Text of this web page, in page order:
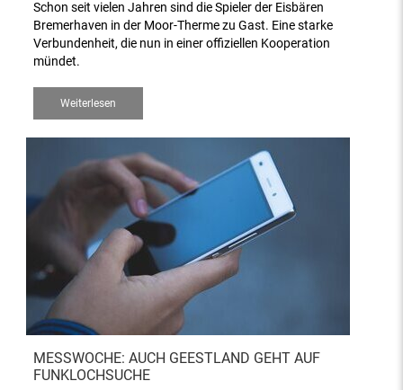
Schon seit vielen Jahren sind die Spieler der Eisbären
Bremerhaven in der Moor-Therme zu Gast. Eine starke
Verbundenheit, die nun in einer offiziellen Kooperation
mündet.
Weiterlesen
MESSWOCHE: AUCH GEESTLAND GEHT AUF
FUNKLOCHSUCHE